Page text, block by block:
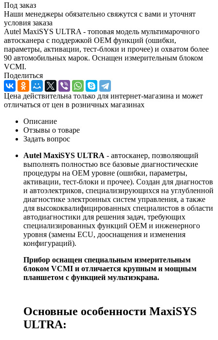
Под заказ
Наши менеджеры обязательно свяжутся с вами и уточнят
условия заказа
Autel MaxiSYS ULTRA - топовая модель мультимарочного
автосканера с поддержкой OEM функций (ошибки,
параметры, активации, тест-блоки и прочее) и охватом более
90 автомобильных марок. Оснащен измерительным блоком
VCMI.
Поделиться
Цена действительна только для интернет-магазина и может
отличаться от цен в розничных магазинах
Описание
Отзывы о товаре
Задать вопрос
Autel MaxiSYS ULTRA - автосканер, позволяющий
выполнять полностью все базовые диагностические
процедуры на OEM уровне (ошибки, параметры,
активации, тест-блоки и прочее). Создан для диагностов
и автоэлектриков, специализирующихся на углубленной
диагностике электронных систем управления, а также
для высококвалифицированных специалистов в области
автодиагностики для решения задач, требующих
специализированных функций OEM и инженерного
уровня (замены ECU, дооснащения и изменения
конфигураций).
Прибор оснащен специальным измерительным
блоком VCMI и отличается крупным и мощным
планшетом с функцией мультиэкрана.
Основные особенности MaxiSYS
ULTRA: